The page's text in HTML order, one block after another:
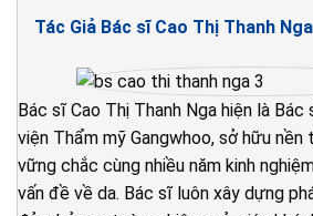
Tác Giả Bác sĩ Cao Thị Thanh
Bác sĩ Cao Thị Thanh Nga hiện là
viện Thẩm mỹ Gangwhoo, sở hữu nền
vững chắc cùng nhiều năm kinh
vấn đề về da. Bác sĩ luôn xây dựng